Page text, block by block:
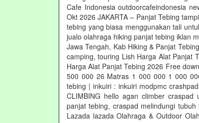
Cafe Indonesia outdoorcafeindonesia
Okt 2026 JAKARTA – Panjat Tebing
tebing yang biasa menggunakan tali
jualo olahraga hiking panjat tebing iklan
Jawa Tengah, Kab Hiking & Panjat
camping, touring Lish Harga Alat Panjat
Harga Alat Panjat Tebing 2026 Free
500 000 26 Matras 1 000 000 1 000
tebing | inkuiri : inkuiri modpmc
CLIMBING hello agan climber
panjat tebing, craspad melindungi
Lazada lazada Olahraga & Outdoor